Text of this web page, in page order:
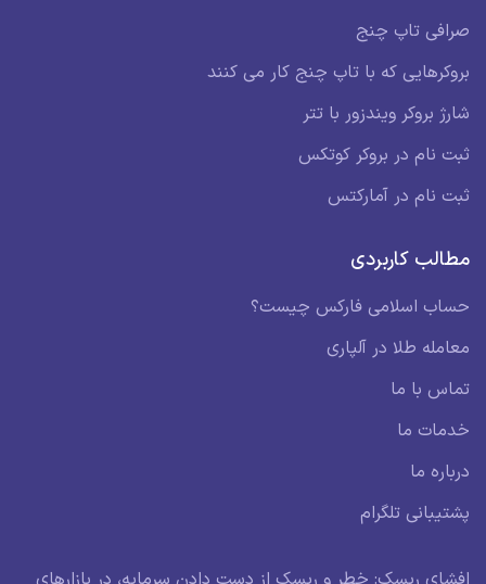
صرافی تاپ چنج
بروکرهایی که با تاپ چنج کار می کنند
شارژ بروکر ویندزور با تتر
ثبت نام در بروکر کوتکس
ثبت نام در آمارکتس
مطالب کاربردی
حساب اسلامی فارکس چیست؟
معامله طلا در آلپاری
تماس با ما
خدمات ما
درباره ما
پشتیبانی تلگرام